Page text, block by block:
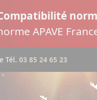
APAVE
Tél.03 85 24 65 23